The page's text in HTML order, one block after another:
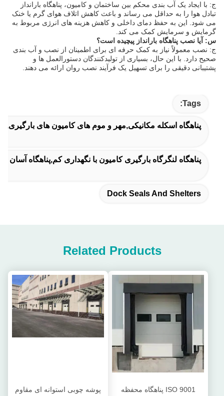
ج: با ایجاد یک آب بندی محکم بین ساختمان و کامیون، پناهگاه بارانداز
تبادل هوا را به حداقل می رساند و باعث کاهش اتلاف هوای گرم یا خنک
می شود. این به حفظ دمای داخلی و کاهش هزینه های انرژی مربوط به
گرمایش و سرمایش کمک می کند.
س: آیا نصب پناهگاه بارانداز پیچیده است؟
ج: نصب معمولاً نیاز به کمک حرفه ای برای اطمینان از نصب و آب بندی
صحیح دارد. با این حال، بسیاری از تولیدکنندگان دستورالعمل ها و
پشتیبانی دقیقی را برای تسهیل یک فرآیند نصب روان ارائه می دهند.
Tags:
پناهگاه اسکله مکانیکی,مهر و موم های کامیون های
پناهگاه لنگرگاه بارگیری کامیون با نگهداری کم,پناهگاه آسان
Dock Seals And Shelters
Related Products
ISO 9001 پناهگاه محفظه
پوشه چوبی استوانه ای مقاوم